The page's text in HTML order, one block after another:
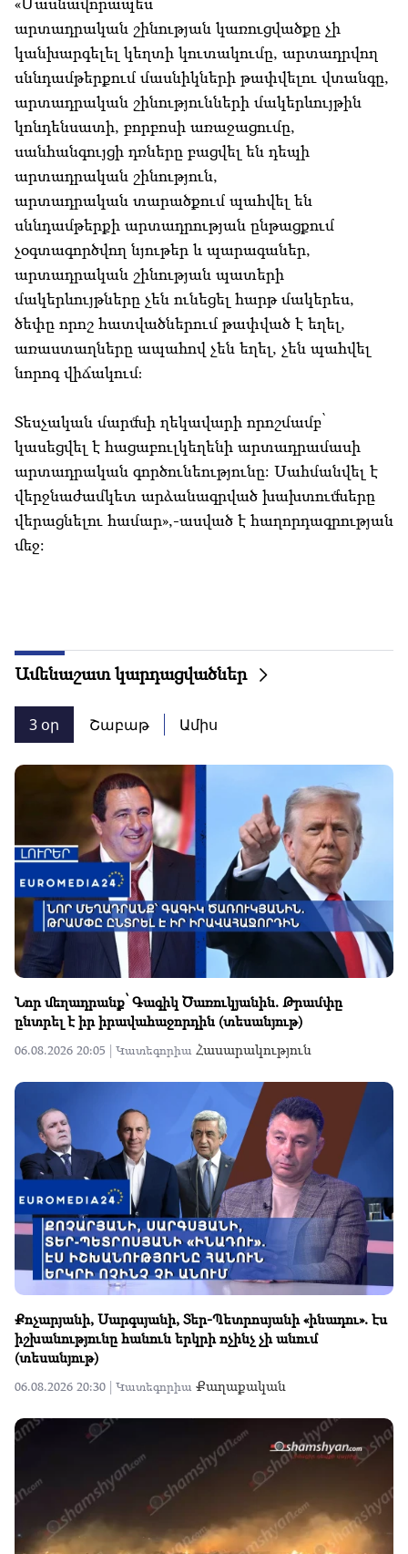
արտադրական շինության կառուցվածքը չի
կանխարգելել կեղտի կուտակումը, արտադրվող
սննդամթերքում մասնիկների թափվելու վտանգը,
արտադրական շինությունների մակերևույթին
կոնդենսատի, բորբոսի առաջացումը,
սանհանգույցի դռները բացվել են դեպի
արտադրական շինություն,
արտադրական տարածքում պահվել են
սննդամթերքի արտադրության ընթացքում
չօգտագործվող նյութեր և պարագաներ,
արտադրական շինության պատերի
մակերևույթները չեն ունեցել հարթ մակերես,
ծեփը որոշ հատվածներում թափված է եղել,
առաստաղները ապահով չեն եղել, չեն պահվել
նորոգ վիճակում։
Տեսչական մարմնի ղեկավարի որոշմամբ՝
կասեցվել է հացաբուլկեղենի արտադրամասի
արտադրական գործունեությունը: Սահմանվել է
վերջնաժամկետ արձանագրված խախտումները
վերացնելու համար»,-ասված է հաղորդագրության
մեջ:
Ամենաշատ կարդացվածներ
3 օր Շաբաթ Ամիս
Նոր մեղադրանք՝ Գագիկ Ծառուկյանին. Թրամփը
ընտրել է իր իրավահաջորդին (տեսանյութ)
06.08.2026 20:05 | Կատեգորիա Հասարակություն
Քոչարյանի, Սարգսյանի, Տեր-Պետրոսյանի «ինադու». էս
իշխանությունը հանուն երկրի ոչինչ չի անում
(տեսանյութ)
06.08.2026 20:30 | Կատեգորիա Քաղաքական